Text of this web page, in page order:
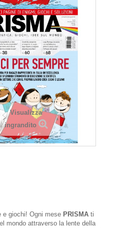
Visualizza
ingrandito
e giochi! Ogni mese PRISMA ti
mondo attraverso la lente della